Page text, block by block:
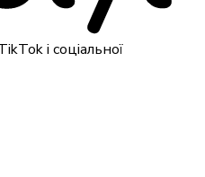
і соціальної